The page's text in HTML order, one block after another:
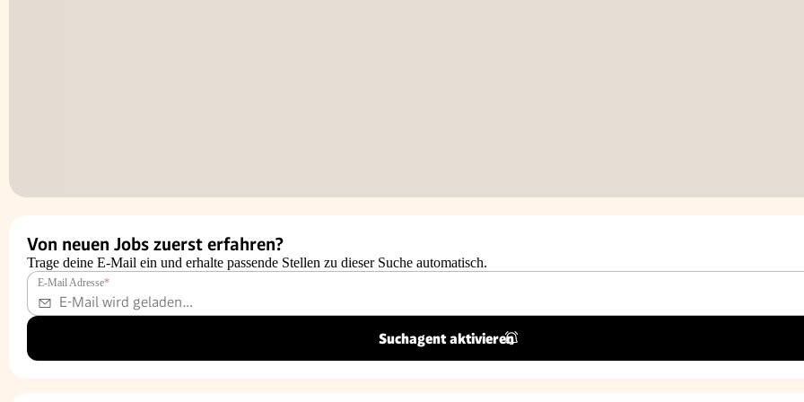
Von neuen Jobs zuerst erfahren?
Trage deine E-Mail ein und erhalte passende Stellen zu dieser Suche automatisch.
E-Mail Adresse*
Suchagent aktivieren